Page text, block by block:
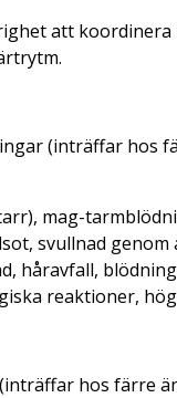
att
(inträffar hos
mag-
svullnad genom
håravfall,
reaktioner,
hos färre